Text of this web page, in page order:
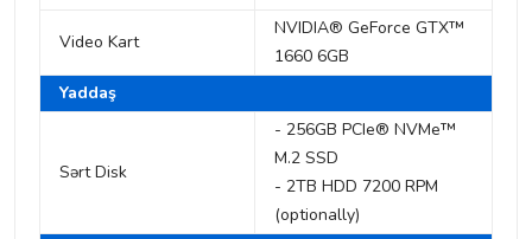
Video Kart
NVIDIA® GeForce GTX™
1660 6GB
Yaddaş
Sərt Disk
- 256GB PCIe® NVMe™
M.2 SSD
- 2TB HDD 7200 RPM
(optionally)